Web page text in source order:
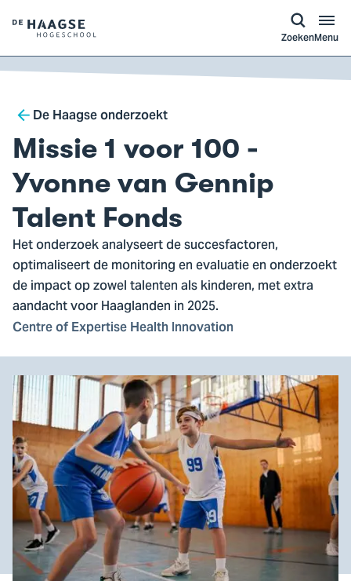
Logo
van
De
Hogeschool,
ga
naar
de
homepagina
ZoekenMenu
Breadcrumb
De Haagse onderzoekt
Missie 1 voor 100 -
Yvonne van Gennip
Talent Fonds
Het onderzoek analyseert de succesfactoren,
optimaliseert de monitoring en evaluatie en onderzoekt
de impact op zowel talenten als kinderen, met extra
aandacht voor Haaglanden in 2025.
Centre of Expertise Health Innovation